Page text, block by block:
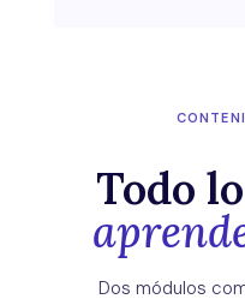
Todo
Dos módulos